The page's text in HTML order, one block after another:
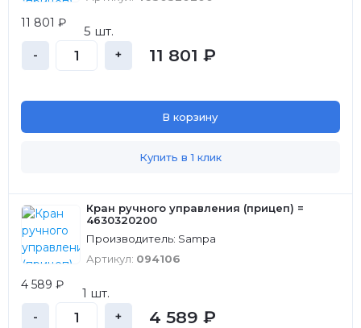
11 801 ₽
5 шт.
- + 11 801 ₽
В корзину
Купить в 1 клик
Кран ручного управления (прицеп) =
4630320200
Производитель: Sampa
Артикул: 094106
4 589 ₽
1 шт.
- + 4 589 ₽